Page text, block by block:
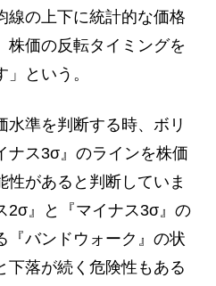
線の上下に統計的な価格
株価の反転タイミングを
という。
水準を判断する時、ボリ
ナス3σ』のラインを株価
性があると判断していま
2σ』と『マイナス3σ』の
『バンドウォーク』の状
下落が続く危険性もある